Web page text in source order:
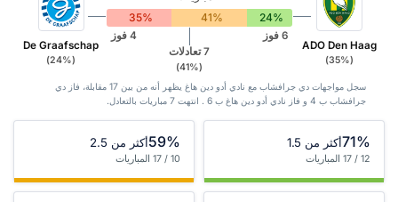
De Graafschap
(24%)
24%
41%
35%
4 فوز
7 تعادلات
(41%)
6 فوز
ADO Den Haag
(35%)
سجل مواجهات دي جرافشاب مع نادي أدو دين هاغ يظهر أنه من بين 17 ‏مقابلة، فاز دي
جرافشاب ب 4 و فاز نادي أدو دين هاغ ب 6 . انتهت 7 مباريات بالتعادل.
71%أكثر من 1.5
12 / 17 المباريات
59%أكثر من 2.5
10 / 17 المباريات